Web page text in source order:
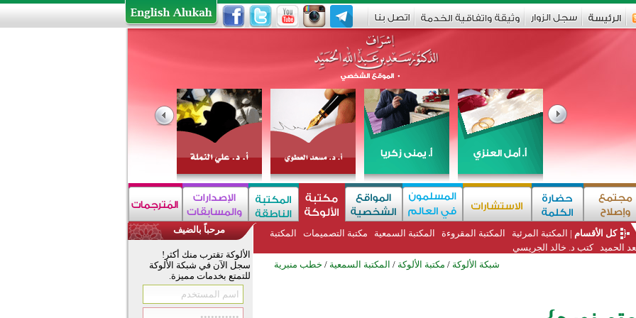
كل الأقسام | المكتبة المرئية المكتبة المقروءة المكتبة السمعية مكتبة التصميمات
المكتبة
الحميد
كتب د. خالد الجريسي
شبكة الألوكة / مكتبة الألوكة / المكتبة السمعية / خطب منبرية
مرحباً بالضيف
الألوكة تقترب منك أكثر!
سجل الآن في شبكة الألوكة
للتمتع بخدمات مميزة.